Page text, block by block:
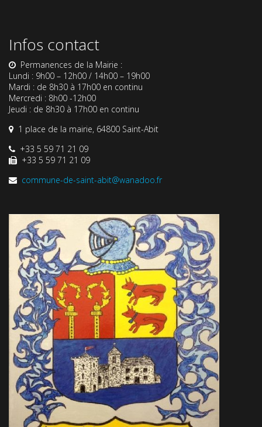
Infos contact
Permanences de la Mairie :
Lundi : 9h00 – 12h00 / 14h00 – 19h00
Mardi : de 8h30 à 17h00 en continu
Mercredi : 8h00 -12h00
Jeudi : de 8h30 à 17h00 en continu
1 place de la mairie, 64800 Saint-Abit
+33 5 59 71 21 09
+33 5 59 71 21 09
commune-de-saint-abit@wanadoo.fr